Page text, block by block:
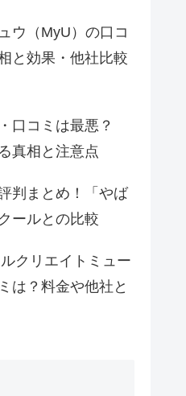
ウ（MyU）の口コ
と効果・他社比較
口コミは最悪？
真相と注意点
判まとめ！「やば
ールとの比較
クリエイトミュー
は？料金や他社と